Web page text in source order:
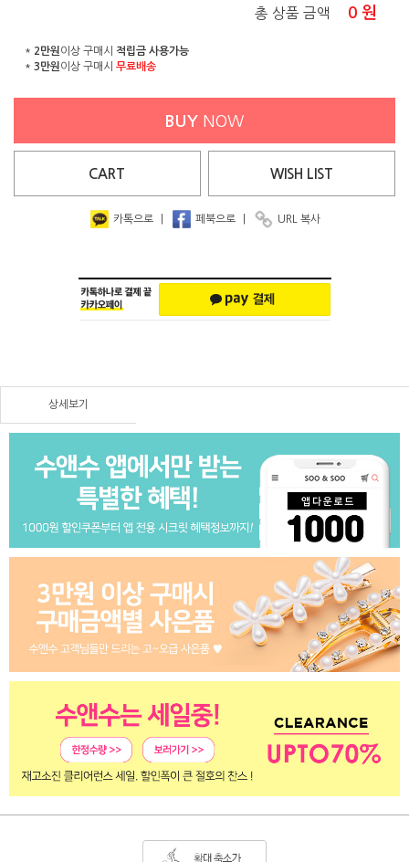
총 상품 금액 0 원
* 2만원 이상 구매시 적립금 사용가능
* 3만원 이상 구매시 무료배송
BUY NOW
CART WISH LIST
카톡으로 페북으로 URL 복사
상세보기